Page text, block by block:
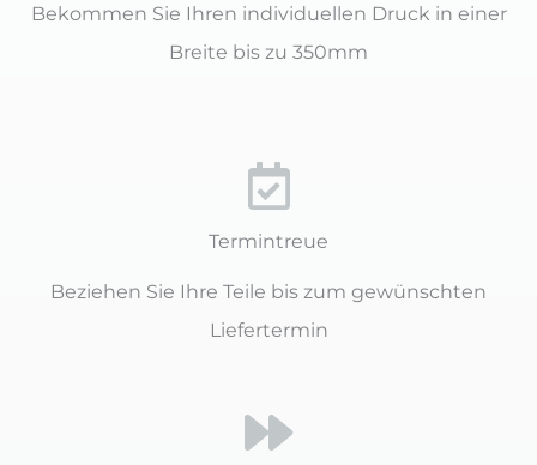
Bekommen Sie Ihren individuellen Druck in einer
Breite bis zu 350mm
Termintreue
Beziehen Sie Ihre Teile bis zum gewünschten
Liefertermin